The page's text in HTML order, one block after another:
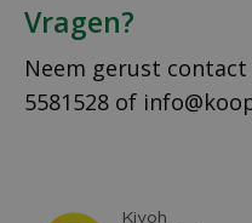
Vragen?
Neem gerust
5581528 of